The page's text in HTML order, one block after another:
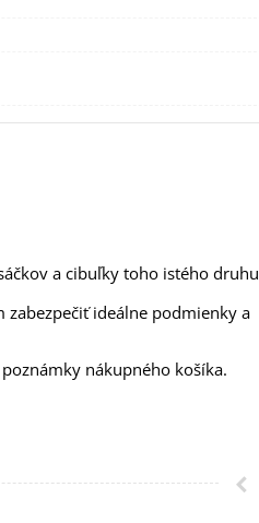
a cibuľky toho istého druhu
ideálne podmienky a
nákupného košíka.